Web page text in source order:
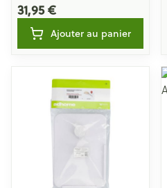
31,95 €
Ajouter au panier